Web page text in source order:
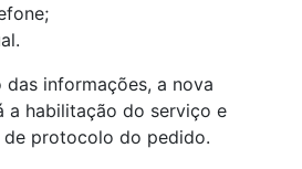
informações, a nova
a habilitação do serviço e
protocolo do pedido.